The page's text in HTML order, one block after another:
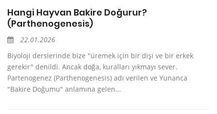
Hangi Hayvan Bakire Doğurur?
(Parthenogenesis)
22.01.2026
Biyoloji derslerinde bize "üremek için bir dişi ve bir erkek
gerekir" denildi. Ancak doğa, kuralları yıkmayı sever.
Partenogenez (Parthenogenesis) adı verilen ve Yunanca
"Bakire Doğumu" anlamına gelen...